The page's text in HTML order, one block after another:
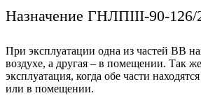
Назначение ГНЛПIII-90-126/
При эксплуатации одна из частей ВВ
воздухе, а другая – в помещении. Так
эксплуатация, когда обе части
или в помещении.